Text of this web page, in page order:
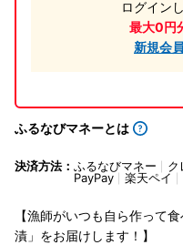
ログイン
最大0円
新規会
ふるなびマネーとは
決済方法： ふるなびマネー ク
PayPay
楽天ペイ
【漁師がいつも自ら作って
漬」をお届けします！】